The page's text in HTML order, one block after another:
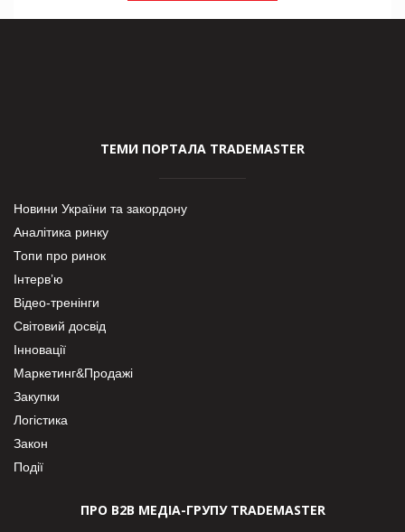
ТЕМИ ПОРТАЛА TRADEMASTER
Новини України та закордону
Аналітика ринку
Топи про ринок
Інтерв’ю
Відео-тренінги
Світовий досвід
Інновації
Маркетинг&Продажі
Закупки
Логістика
Закон
Події
ПРО В2В МЕДІА-ГРУПУ TRADEMASTER